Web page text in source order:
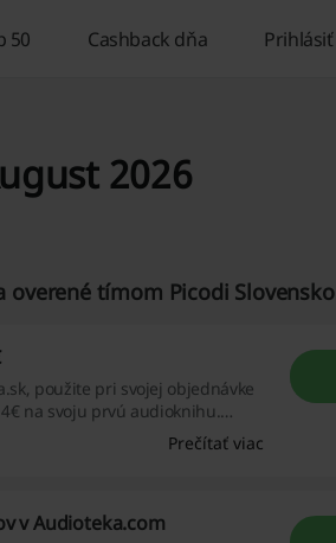
50 Cashback dňa Prihlásiť
2026
overené tímom Picodi Slovensko
použite pri svojej objednávke
na svoju prvú audioknihu.
Prečítať viac
v Audioteka.com